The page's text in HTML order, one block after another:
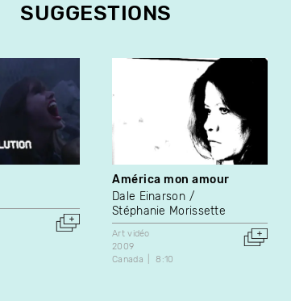
SUGGESTIONS
América mon amour
Dale Einarson
Stéphanie Morissette
Art vidéo
2009
Canada
8:10